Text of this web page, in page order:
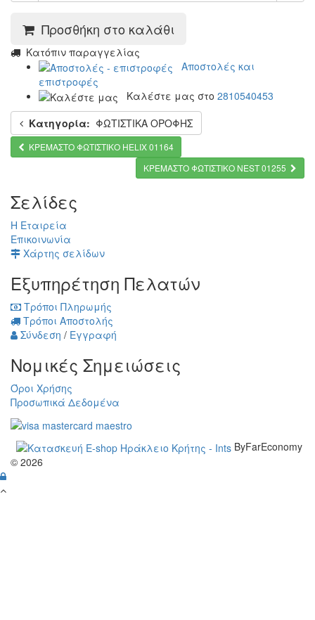
Προσθήκη στο καλάθι
Kατόπιν παραγγελίας
Αποστολές και
επιστροφές
Καλέστε μας στο 2810540453
Κατηγορία: ΦΩΤΙΣΤΙΚΑ ΟΡΟΦΗΣ
KΡΕΜΑΣΤΟ ΦΩΤΙΣΤΙΚΟ HELIX 01164
KΡΕΜΑΣΤΟ ΦΩΤΙΣΤΙΚΟ NEST 01255
Σελίδες
Η Εταιρεία
Επικοινωνία
Χάρτης σελίδων
Εξυπηρέτηση Πελατών
Τρόποι Πληρωμής
Τρόποι Αποστολής
Σύνδεση / Εγγραφή
Νομικές Σημειώσεις
Όροι Χρήσης
Προσωπικά Δεδομένα
ByFarEconomy
© 2026